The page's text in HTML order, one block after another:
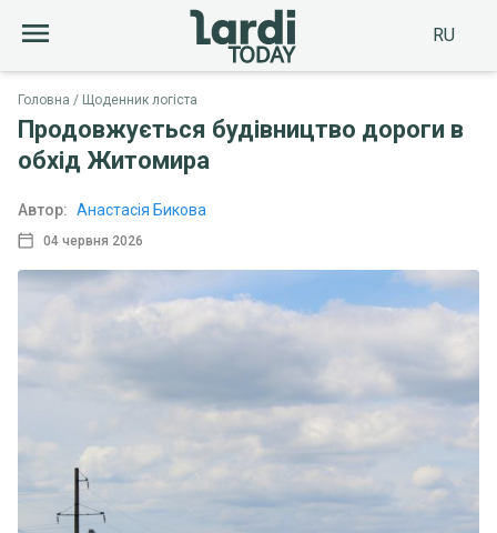
RU
Головна Щоденник логіста
Продовжується будівництво дороги в
обхід Житомира
04 червня 2026
Автор: Анастасія Бикова